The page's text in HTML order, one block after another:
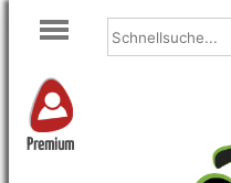
Premium